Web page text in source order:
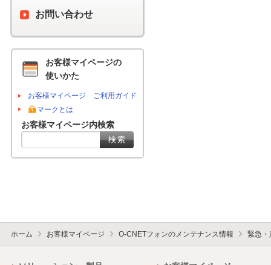
お問い合わせ
お客様マイページの
使いかた
お客様マイページ ご利用ガイド
マークとは
お客様マイページ内検索
ホーム お客様マイページ O-CNETフォンのメンテナンス情報 緊急・